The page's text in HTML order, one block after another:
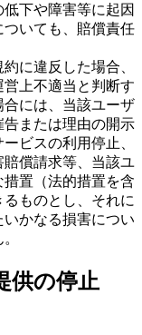
下や障害等に起因
ついても、賠償責任
に違反した場合、
上不適当と判断す
には、当該ユーザ
または理由の開示
ビスの利用停止、
償請求等、当該ユ
置（法的措置を含
ものとし、それに
かなる損害につい
供の停止